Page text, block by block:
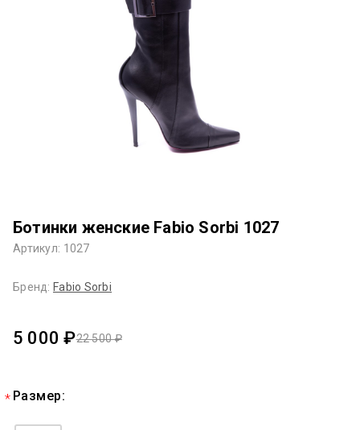
Ботинки женские Fabio Sorbi 1027
Артикул: 1027
Бренд: Fabio Sorbi
22 500 ₽
5 000 ₽
Размер: